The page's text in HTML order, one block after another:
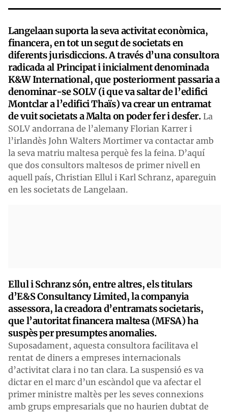
Langelaan suporta la seva activitat econòmica,
financera, en tot un segut de societats en
diferents jurisdiccions. A través d’una consultora
radicada al Principat i inicialment denominada
K&W International, que posteriorment passaria a
denominar-se SOLV (i que va saltar de l’edifici
Montclar a l’edifici Thaïs) va crear un entramat
de vuit societats a Malta on poder fer i desfer.La
SOLV andorrana de l’alemany Florian Karrer i
l’irlandès John Walters Mortimer va contactar amb
la seva matriu maltesa perquè fes la feina. D’aquí
que dos consultors maltesos de primer nivell en
aquell país, Christian Ellul i Karl Schranz, apareguin
en les societats de Langelaan.
Ellul i Schranz són, entre altres, els titulars
d’E&S Consultancy Limited, la companyia
assessora, la creadora d’entramats societaris,
que l’autoritat financera maltesa (MFSA) ha
suspès per presumptes anomalies.
Suposadament, aquesta consultora facilitava el
rentat de diners a empreses internacionals
d’activitat clara i no tan clara. La suspensió es va
dictar en el marc d’un escàndol que va afectar el
primer ministre maltès per les seves connexions
amb grups empresarials que no haurien dubtat de